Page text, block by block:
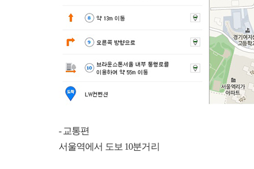
- 교통편
서울역에서 도보 10분거리